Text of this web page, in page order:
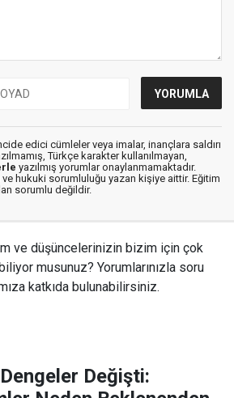
edici cümleler veya imalar, inançlara saldırı
Türkçe karakter kullanılmayan,
yazılmış yorumlar onaylanmamaktadır.
ve hukuki sorumluluğu yazan kişiye aittir. Eğitim
sorumlu değildir.
ve düşüncelerinizin bizim için çok
musunuz? Yorumlarınızla soru
katkıda bulunabilirsiniz.
Değişti: